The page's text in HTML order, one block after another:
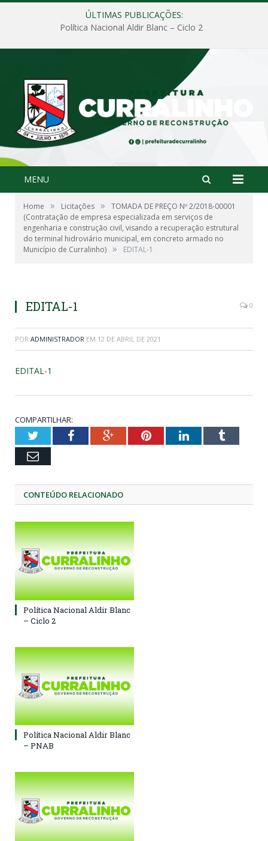
ÚLTIMAS PUBLICAÇÕES:
Política Nacional Aldir Blanc – Ciclo 2
MENU
Home » Licitações »
TOMADA DE PREÇO Nº 2/2018-00001
(Contratação de empresa especializada em serviços de
engenharia e construção civil, visando a recuperação estrutural
do terminal hidroviário municipal, em concreto armado no
Município de Curralinho) » EDITAL-1
EDITAL-1 0
POR ADMINISTRADOR EM 12 DE ABRIL DE 2021
EDITAL-1
COMPARTILHAR:
TwitterFacebookGoogle+PinterestLinkedInTumblr
Email
CONTEÚDO RELACIONADO
Política Nacional Aldir Blanc
– Ciclo 2
Política Nacional Aldir Blanc
– PNAB